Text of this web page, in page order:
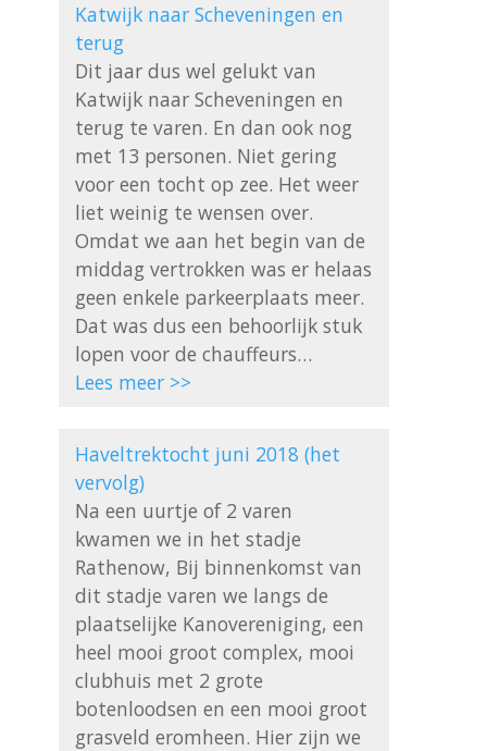
Katwijk naar Scheveningen en
terug
Dit jaar dus wel gelukt van
Katwijk naar Scheveningen en
terug te varen. En dan ook nog
met 13 personen. Niet gering
voor een tocht op zee. Het weer
liet weinig te wensen over.
Omdat we aan het begin van de
middag vertrokken was er helaas
geen enkele parkeerplaats meer.
Dat was dus een behoorlijk stuk
Lees meer >>
Haveltrektocht juni 2018 (het
vervolg)
Na een uurtje of 2 varen
kwamen we in het stadje
Rathenow, Bij binnenkomst van
dit stadje varen we langs de
plaatselijke Kanovereniging, een
heel mooi groot complex, mooi
clubhuis met 2 grote
botenloodsen en een mooi groot
grasveld eromheen. Hier zijn we